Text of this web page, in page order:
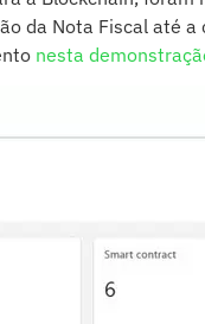
da Nota Fiscal até
nesta